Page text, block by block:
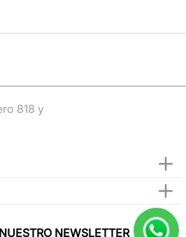
818 y
NEWSLETTER